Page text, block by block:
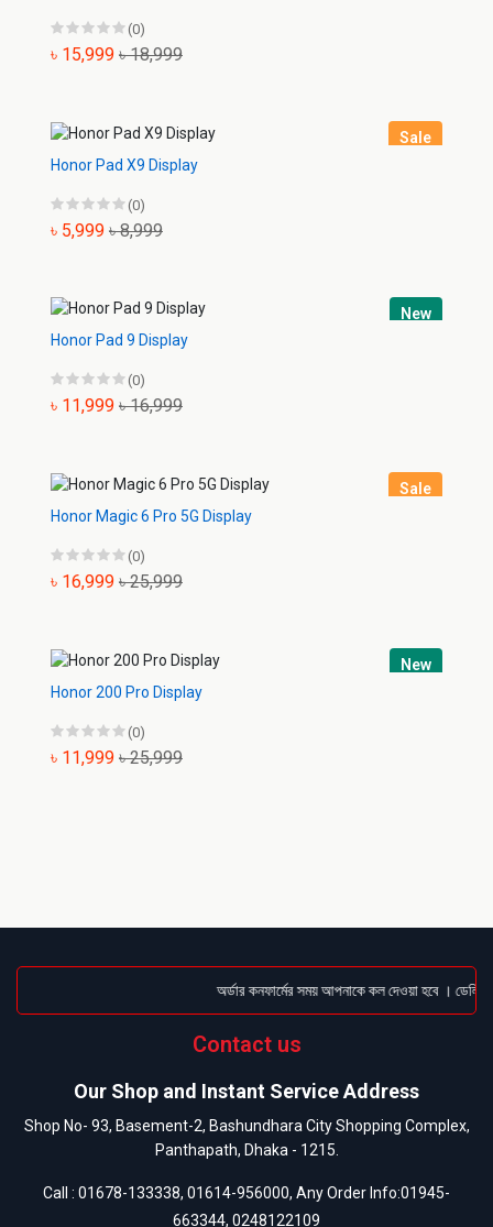
(0)
৳ 15,999 ৳ 18,999
Sale
Honor Pad X9 Display
(0)
৳ 5,999 ৳ 8,999
New
Honor Pad 9 Display
(0)
৳ 11,999 ৳ 16,999
Sale
Honor Magic 6 Pro 5G Display
(0)
৳ 16,999 ৳ 25,999
New
Honor 200 Pro Display
(0)
৳ 11,999 ৳ 25,999
অর্ডার কনফার্মের সময় আপনাকে কল দেওয়া হবে ।
Contact us
Our Shop and Instant Service Address
Shop No- 93, Basement-2, Bashundhara City Shopping Complex,
Panthapath, Dhaka - 1215.
Call : 01678-133338, 01614-956000, Any Order Info:01945-
663344, 0248122109